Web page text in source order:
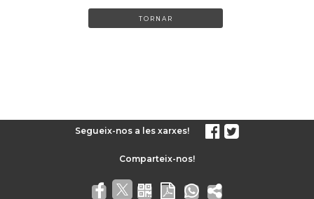
TORNAR
Segueix-nos a les xarxes!